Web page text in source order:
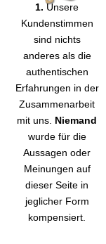
1. Unsere
Kundenstimmen
sind nichts
anderes als die
authentischen
Erfahrungen in der
Zusammenarbeit
mit uns. Niemand
wurde für die
Aussagen oder
Meinungen auf
dieser Seite in
jeglicher Form
kompensiert.